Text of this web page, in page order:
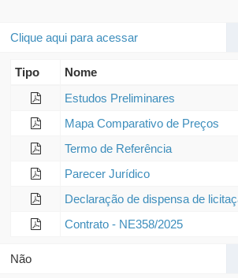
Clique aqui para acessar
Tipo
Nome
Estudos Preliminares
Mapa Comparativo de Preços
Termo de Referência
Parecer Jurídico
Declaração de dispensa de
Contrato - NE358/2025
Não